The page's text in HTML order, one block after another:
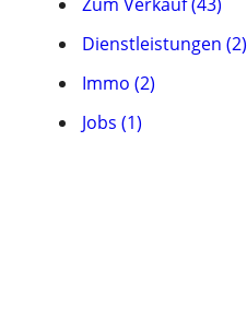
Dienstleistungen (2)
Immo (2)
Jobs (1)